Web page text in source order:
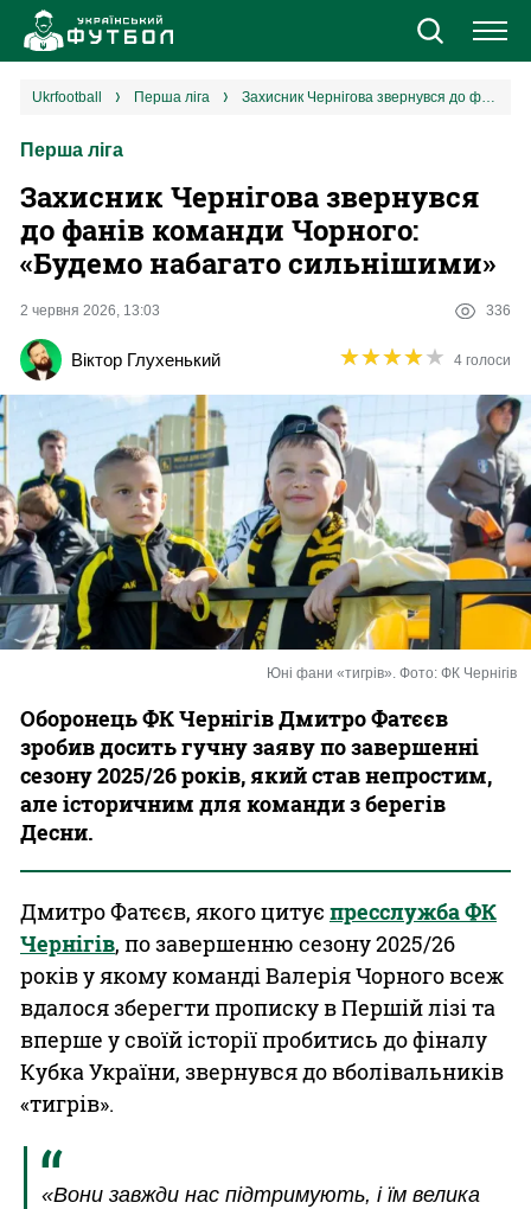
Новини
Єврокубки
УПЛ
2 ліга
Різне
Букмекери
Казино
ukrfootball перша ліга Захисник Чернігова звернувся до фанів команди Чорного: «Будемо набагато сильнішими»
Перша ліга
Захисник Чернігова звернувся
до фанів команди Чорного:
«Будемо набагато сильнішими»
2 червня 2026, 13:03 336
Віктор Глухенький ★★★★★
★★★★★ 4 голоси
Юні фани «тигрів». Фото: ФК Чернігів
Оборонець ФК Чернігів Дмитро Фатєєв
зробив досить гучну заяву по завершенні
сезону 2025/26 років, який став непростим,
але історичним для команди з берегів
Десни.
Дмитро Фатєєв, якого цитує пресслужба ФК
Чернігів, по завершенню сезону 2025/26
років у якому команді Валерія Чорного всеж
вдалося зберегти прописку в Першій лізі та
вперше у своїй історії пробитись до фіналу
Кубка України, звернувся до вболівальників
«тигрів».
«Вони завжди нас підтримують, і їм велика